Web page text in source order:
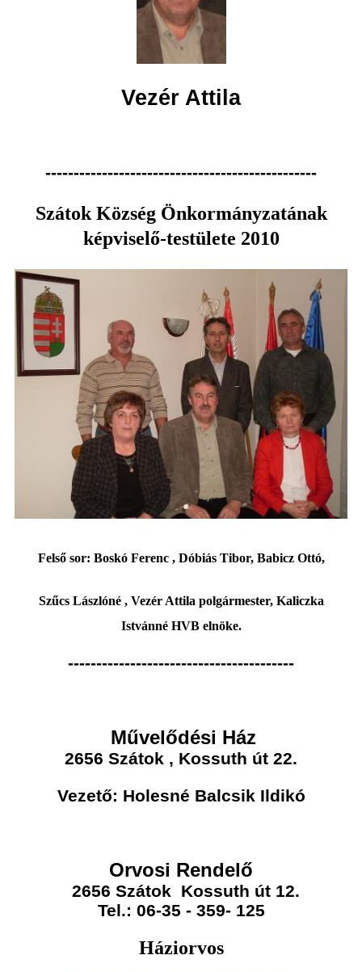
Vezér Attila
------------------------------------------------
Szátok Község Önkormányzatának
képviselő-testülete 2010
Felső sor: Boskó Ferenc , Dóbiás Tibor, Babicz Ottó,
Szűcs Lászlóné , Vezér Attila polgármester, Kaliczka
Istvánné HVB elnöke.
----------------------------------------
Művelődési Ház
2656 Szátok , Kossuth út 22.
Vezető: Holesné Balcsik Ildikó
Orvosi Rendelő
2656 Szátok Kossuth út 12.
Tel.: 06-35 - 359- 125
Háziorvos